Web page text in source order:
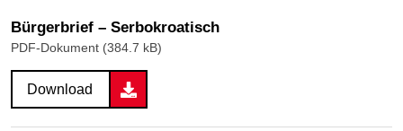
Bürgerbrief – Serbokroatisch
PDF-Dokument (384.7 kB)
Download